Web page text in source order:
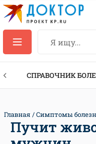
СПРАВОЧНИК
Главная Симптомы
Пучит